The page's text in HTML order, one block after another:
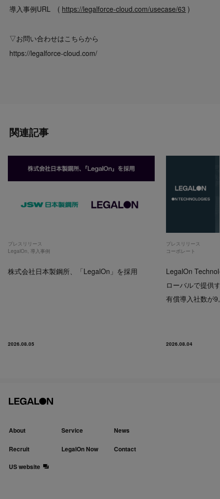
導入事例URL ( https://legalforce-cloud.com/usecase/63 )
▽お問い合わせはこちらから
https://legalforce-cloud.com/
関連記事
プレスリリース
LegalOn 導入事例
株式会社日本製鋼所、「LegalOn」を採用
2026.08.05
プレスリリース
コーポレート
LegalOn
ローバルで提供
有償導入社数が
2026.08.04
About Service News
Recruit LegalOn Now
Contact
US website